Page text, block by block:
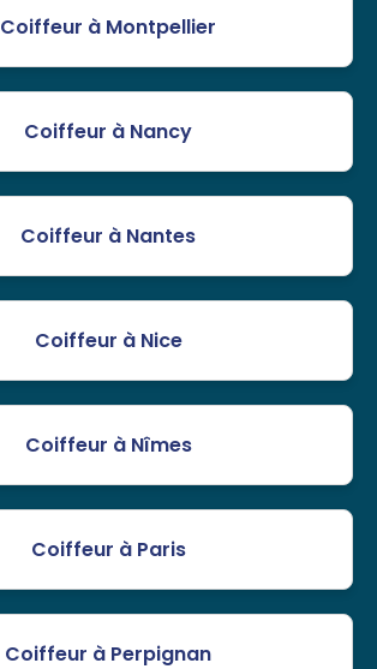
Coiffeur à Montpellier
Coiffeur à Nancy
Coiffeur à Nantes
Coiffeur à Nice
Coiffeur à Nîmes
Coiffeur à Paris
Coiffeur à Perpignan